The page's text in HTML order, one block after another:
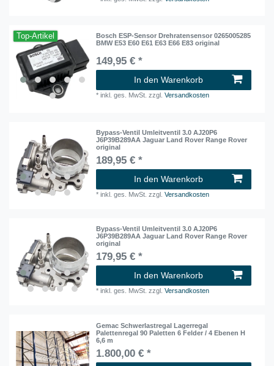
Top-Artikel
Bosch ESP-Sensor Drehratensensor 0265005285
BMW E53 E60 E61 E63 E66 E83 original
149,95 € *
In den Warenkorb
*inkl. ges. MwSt. zzgl.Versandkosten
Bypass-Ventil Umleitventil 3.0 AJ20P6
J6P39B289AA Jaguar Land Rover Range Rover
original
189,95 € *
In den Warenkorb
*inkl. ges. MwSt. zzgl.Versandkosten
Bypass-Ventil Umleitventil 3.0 AJ20P6
J6P39B289AA Jaguar Land Rover Range Rover
original
179,95 € *
In den Warenkorb
*inkl. ges. MwSt. zzgl.Versandkosten
Gemac Schwerlastregal Lagerregal
Palettenregal 90 Paletten 6 Felder / 4 Ebenen H
6,6 m
1.800,00 € *